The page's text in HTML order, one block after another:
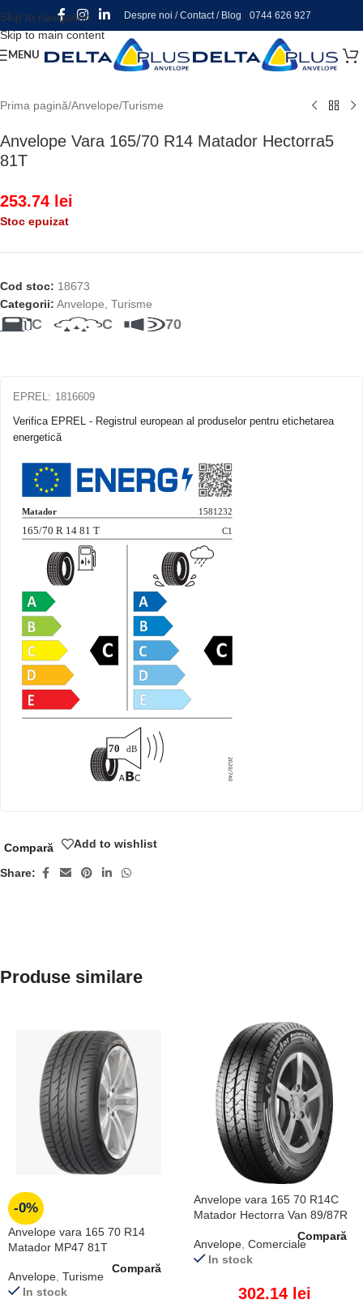
Skip to navigation
Skip to main content
Despre noi /Contact/ Blog 0744 626 927
MENU
Prima pagină/Anvelope/Turisme
Anvelope Vara 165/70 R14 Matador Hectorra5
81T
253.74 lei
Stoc epuizat
Cod stoc: 18673
Categorii: Anvelope Turisme
C C 70
EPREL: 1816609
Verifica EPREL - Registrul european al produselor pentru etichetarea
energetică
Compară Add to wishlist
Share:
Produse similare
-0%
Anvelope vara 165 70 R14
Matador MP47 81T
Anvelope Turisme
In stock
Compară
Anvelope vara 165 70 R14C
Matador Hectorra Van 89/87R
Anvelope Comerciale
In stock
302.14 lei
Compară